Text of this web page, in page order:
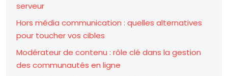
serveur
Hors média communication : quelles alternatives
pour toucher vos cibles
Modérateur de contenu : rôle clé dans la gestion
des communautés en ligne